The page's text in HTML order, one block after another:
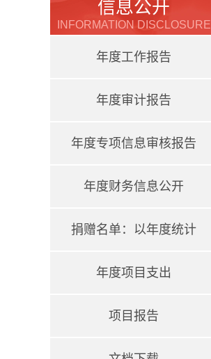
信息公开
INFORMATION DISCLOSURE
年度工作报告
年度审计报告
年度专项信息审核报告
年度财务信息公开
捐赠名单：以年度统计
年度项目支出
项目报告